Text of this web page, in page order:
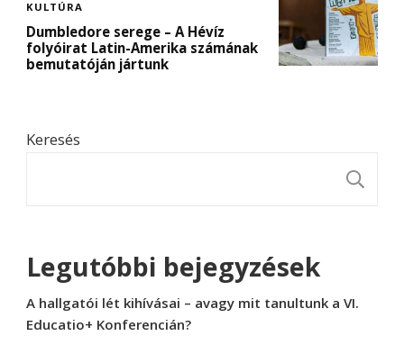
KULTÚRA
Dumbledore serege – A Hévíz
folyóirat Latin-Amerika számának
bemutatóján jártunk
Keresés
Legutóbbi bejegyzések
A hallgatói lét kihívásai – avagy mit tanultunk a VI.
Educatio+ Konferencián?